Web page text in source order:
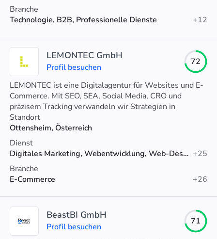
Branche
Technologie, B2B, Professionelle Dienste
+12
LEMONTEC GmbH
Profil besuchen
72
LEMONTEC ist eine Digitalagentur für Websites und E-
Commerce. Mit SEO, SEA, Social Media, CRO und
präzisem Tracking verwandeln wir Strategien in
messbares Wachstum.
Standort
Ottensheim, Österreich
Dienst
Digitales Marketing, Webentwicklung, Web-Design +25
Branche
E-Commerce
+26
BeastBI GmbH
Profil besuchen
71